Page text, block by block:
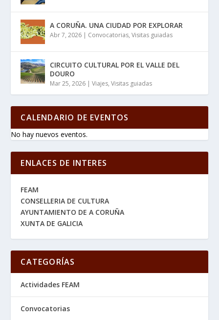
A CORUÑA. UNA CIUDAD POR EXPLORAR
Abr 7, 2026 | Convocatorias,Visitas guiadas
CIRCUITO CULTURAL POR EL VALLE DEL
DOURO
Mar 25, 2026 |Viajes,Visitas guiadas
CALENDARIO DE EVENTOS
No hay nuevos eventos.
ENLACES DE INTERES
FEAM
CONSELLERIA DE CULTURA
AYUNTAMIENTO DE A CORUÑA
XUNTA DE GALICIA
CATEGORÍAS
Actividades FEAM
Convocatorias